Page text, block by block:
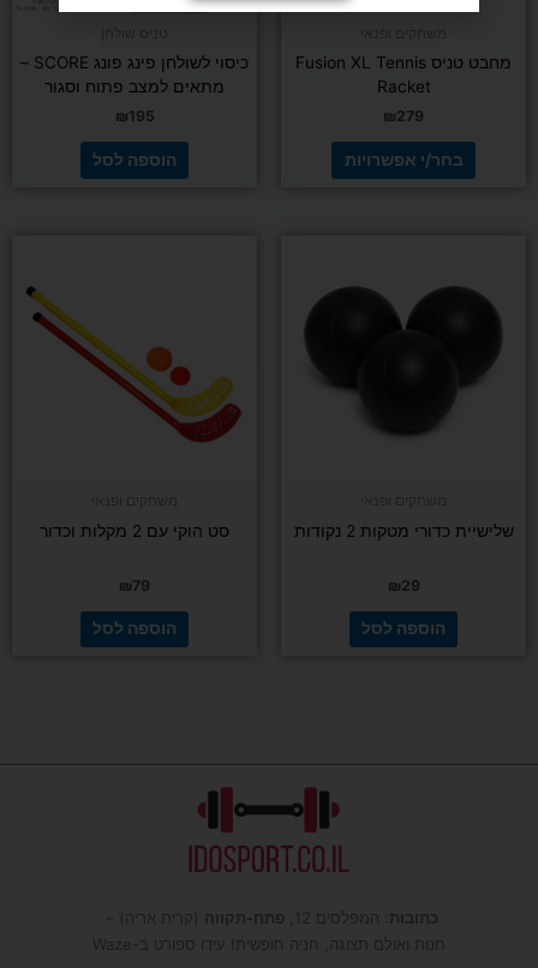
מחבט טניס Fusion XL Tennis
Racket
₪279
בחר/י אפשרויות
בעמוד
כיסוי לשולחן פינג פונג SCORE –
מתאים למצב פתוח וסגור
₪195
הוספה לסל
שלישיית כדורי מטקות 2 נקודות
₪29
הוספה לסל
סט הוקי עם 2 מקלות וכדור
₪79
הוספה לסל
כתובות : המפלסים 12, פתח-תקווה (קרית אריה) –
חנות ואולם תצוגה, חניה חופשית! עידו ספורט ב-Waze